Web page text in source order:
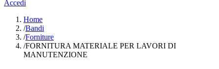
Accedi
Home
/Bandi
/Forniture
/FORNITURA MATERIALE PER LAVORI DI
MANUTENZIONE